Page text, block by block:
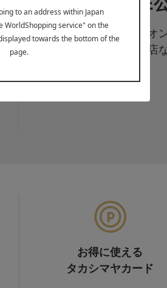
高島屋
は百貨
お得に使える
タカシマヤカード